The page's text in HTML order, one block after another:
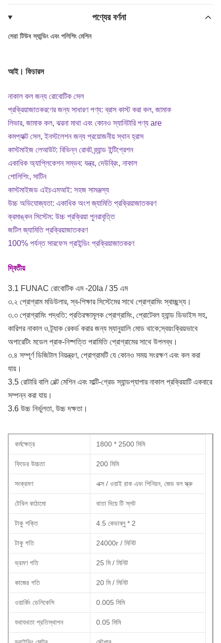
পণ্যের বর্ণনা
সেরা টিউব স্যান্ডিং এবং পলিশিং মেশিন
আই। ফিচারস
নাকাল কল জন্য রোবোটিক সেল
প্রক্রিয়াজাতকরণের জন্য সাধারণ পণ্য: ব্রাস কাস্ট করা কল, জামাক
লিভার, জামাক কল, ঝরনা মাথা এবং কোনও স্যানিটারি পণ্য are
কমপ্যাক্ট সেল, ইনস্টলেশন জন্য প্রয়োজনীয় স্থান হ্রাস
কাস্টমাইজ লেআউট: বিভিন্ন রোবট ব্র্যান্ড ইন্টিগ্রেশন
একাধিক অ্যাপ্লিকেশন সম্ভব: যন্ত্র, দেউব্রিং, নাকাল
পোলিশিং, সাটিন
কাস্টমাইজড এইচএমআই: সহজ সামঞ্জস্য
উচ্চ অভিযোজ্যতা: একাধিক অংশ জ্যামিতি প্রক্রিয়াজাতকরণ
ক্রমাঙ্কন সিস্টেম: উচ্চ প্রক্রিয়া পুনরাবৃত্তি
জটিল জ্যামিতি প্রক্রিয়াজাতকরণ
100% পর্যন্ত সারফেস গ্রাইন্ডিং প্রক্রিয়াজাতকরণ
দ্বিতীয়
3.1 FUNAC রোবোটিক এম -20Ia / 35 এম
৩.২ প্রোগ্রাম মডিউলার, স্ব-শিক্ষার সিস্টেমের সাথে প্রোগ্রামিং স্বাচ্ছন্দ্য।
৩.৩ প্রোগ্রামিং পদ্ধতি: প্রতিরক্ষামূলক প্রোগ্রামিং, প্রোটেবল হ্যান্ড ডিভাইস সহ,
কারিগর নাকাল ও ট্র্যাক রেকর্ড করার জন্য ম্যানুয়ালি মোড থাকে;স্বয়ংক্রিয়ভাবে
অপারেটিং মডেল প্রাক-নিষ্পত্তি পরামিতি প্রোগ্রামের সাথে উপলব্ধ।
৩.৪ সম্পূর্ণ ডিজিটাল নিয়ন্ত্রণ, প্রোগ্রামটি যে কোনও সময় সংরক্ষণ এবং কল করা
যায়।
3.5 রোটারি বালি বেল্ট মেশিন এবং মাল্টি-গ্রেড স্যান্ডপ্যাপার নাকাল প্রক্রিয়াটি একবারে
সম্পন্ন করা যায়।
3.6 উচ্চ নির্ভুলতা, উচ্চ দক্ষতা।
কর্মক্ষেত্র 1800 * 2500 মিমি
ফিডের উচ্চতা 200 মিমি
সংক্রমণ এক্স / ওয়াই রাক এবং পিনিয়ন, জেড বল স্ক্রু
টেবিল কাঠামো বাতা দিয়ে টি স্লট
টাকু শক্তি 4.5 কেডাব্লু * 2
টাকু গতি 24000r / মিনিট
ভ্রমণ গতি 25 মি / মিনিট
কাজের গতি 20 মি / মিনিট
ওয়ার্কিং ডেলিকেসি 0.005 মিমি
যথাযথতা প্রতিস্থাপন 0.05 মিমি